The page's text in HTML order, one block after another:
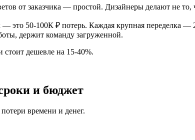
от заказчика — простой. Дизайнеры делают не
это 50-100К ₽ потерь. Каждая крупная переделка
держит команду загруженной.
стоит дешевле на 15-40%.
и бюджет
времени и денег.